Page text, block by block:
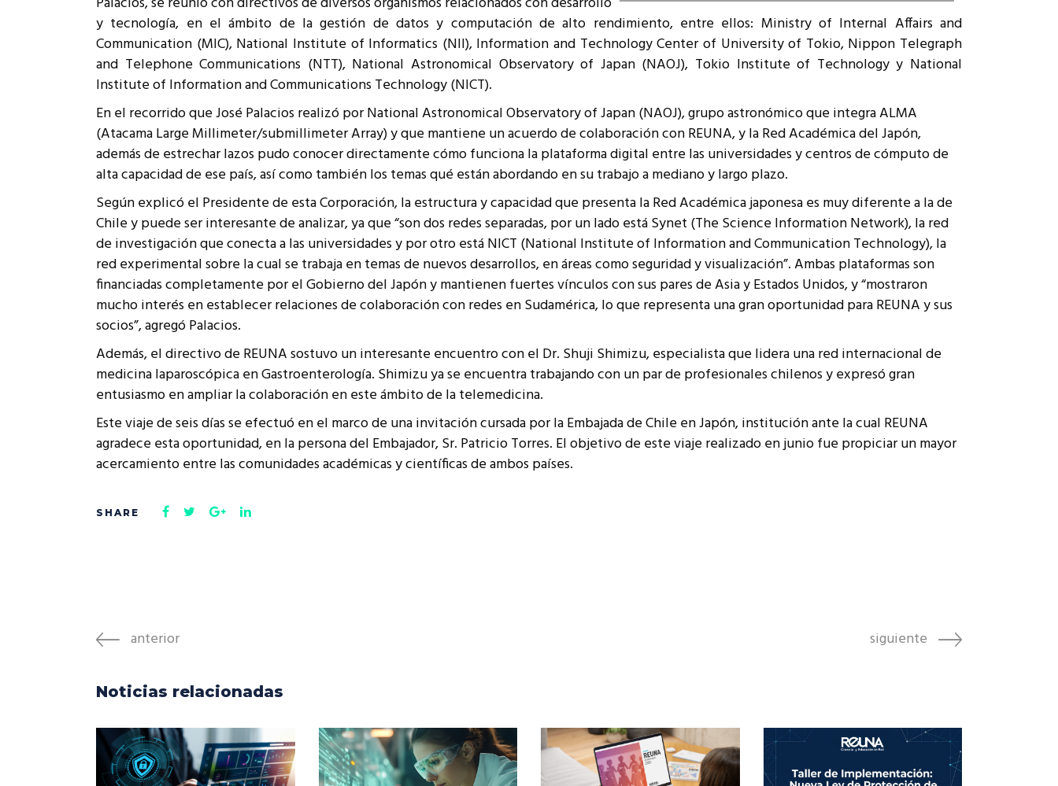
Cumplimiento Legal
Representantes Técnicos
Cómo integrarse a REUNA
y tecnología, en el ámbito de la gestión de datos y computación de alto rendimiento, entre ellos: Ministry of Internal Affairs and
Communication (MIC), National Institute of Informatics (NII), Information and Technology Center of University of Tokio, Nippon Telegraph
and Telephone Communications (NTT), National Astronomical Observatory of Japan (NAOJ), Tokio Institute of Technology y National
Institute of Information and Communications Technology (NICT).
En el recorrido que José Palacios realizó por National Astronomical Observatory of Japan (NAOJ), grupo astronómico que integra ALMA
(Atacama Large Millimeter/submillimeter Array) y que mantiene un acuerdo de colaboración con REUNA, y la Red Académica del Japón,
además de estrechar lazos pudo conocer directamente cómo funciona la plataforma digital entre las universidades y centros de cómputo de
alta capacidad de ese país, así como también los temas qué están abordando en su trabajo a mediano y largo plazo.
Según explicó el Presidente de esta Corporación, la estructura y capacidad que presenta la Red Académica japonesa es muy diferente a la de
Chile y puede ser interesante de analizar, ya que “son dos redes separadas, por un lado está Synet (The Science Information Network), la red
de investigación que conecta a las universidades y por otro está NICT (National Institute of Information and Communication Technology), la
red experimental sobre la cual se trabaja en temas de nuevos desarrollos, en áreas como seguridad y visualización”. Ambas plataformas son
financiadas completamente por el Gobierno del Japón y mantienen fuertes vínculos con sus pares de Asia y Estados Unidos, y “mostraron
mucho interés en establecer relaciones de colaboración con redes en Sudamérica, lo que representa una gran oportunidad para REUNA y sus
socios”, agregó Palacios.
Además, el directivo de REUNA sostuvo un interesante encuentro con el Dr. Shuji Shimizu, especialista que lidera una red internacional de
medicina laparoscópica en Gastroenterología. Shimizu ya se encuentra trabajando con un par de profesionales chilenos y expresó gran
entusiasmo en ampliar la colaboración en este ámbito de la telemedicina.
Este viaje de seis días se efectuó en el marco de una invitación cursada por la Embajada de Chile en Japón, institución ante la cual REUNA
agradece esta oportunidad, en la persona del Embajador, Sr. Patricio Torres. El objetivo de este viaje realizado en junio fue propiciar un mayor
acercamiento entre las comunidades académicas y científicas de ambos países.
anterior siguiente
Noticias relacionadas